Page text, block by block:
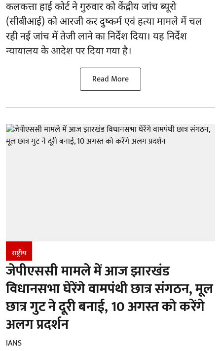
कलकत्ता हाई कोर्ट ने गुरुवार को केंद्रीय जांच ब्यूरो
(सीबीआई) कोआरजी कर दुष्कर्म एवं हत्या मामलेमें चल
रही नई जांच में तेजी लाने का निर्देश दिया। यह निर्देश
न्यायालय के आदेश पर दिया गया है।
Read More
राष्ट्रीय
जेपीएससी मामले में आज झारखंड
विधानसभा घेरेंगे वामपंथी छात्र संगठन, मूल
छात्र गुट ने दूरी बनाई, 10 अगस्त को करेंगे
अलग प्रदर्शन
IANS